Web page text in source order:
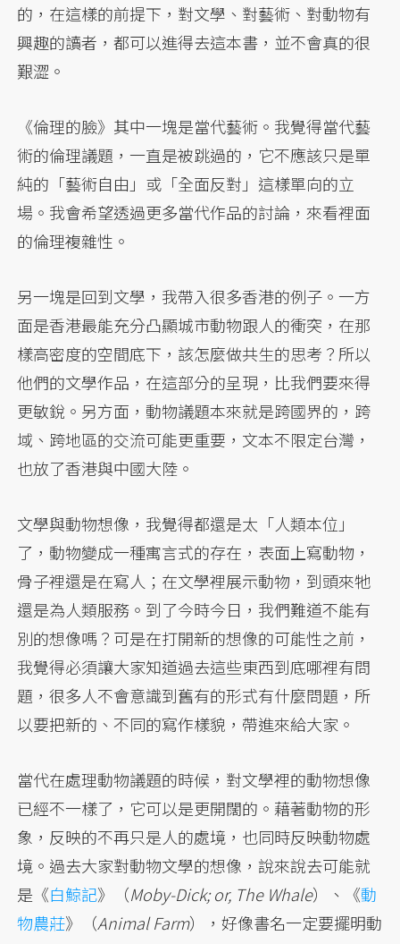
的，在這樣的前提下，對文學、對藝術、對動物有
興趣的讀者，都可以進得去這本書，並不會真的很
艱澀。
《倫理的臉》其中一塊是當代藝術。我覺得當代藝
術的倫理議題，一直是被跳過的，它不應該只是單
純的「藝術自由」或「全面反對」這樣單向的立
場。我會希望透過更多當代作品的討論，來看裡面
的倫理複雜性。
另一塊是回到文學，我帶入很多香港的例子。一方
面是香港最能充分凸顯城市動物跟人的衝突，在那
樣高密度的空間底下，該怎麼做共生的思考？所以
他們的文學作品，在這部分的呈現，比我們要來得
更敏銳。另方面，動物議題本來就是跨國界的，跨
域、跨地區的交流可能更重要，文本不限定台灣，
也放了香港與中國大陸。
文學與動物想像，我覺得都還是太「人類本位」
了，動物變成一種寓言式的存在，表面上寫動物，
骨子裡還是在寫人；在文學裡展示動物，到頭來牠
還是為人類服務。到了今時今日，我們難道不能有
別的想像嗎？可是在打開新的想像的可能性之前，
我覺得必須讓大家知道過去這些東西到底哪裡有問
題，很多人不會意識到舊有的形式有什麼問題，所
以要把新的、不同的寫作樣貌，帶進來給大家。
當代在處理動物議題的時候，對文學裡的動物想像
已經不一樣了，它可以是更開闊的。藉著動物的形
象，反映的不再只是人的處境，也同時反映動物處
境。過去大家對動物文學的想像，說來說去可能就
是《白鯨記》（Moby-Dick; or, The Whale）、《動
物農莊》（Animal Farm），好像書名一定要擺明動